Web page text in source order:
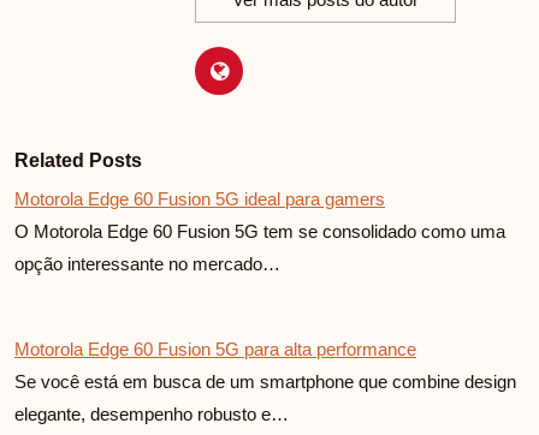
Related Posts
Motorola Edge 60 Fusion 5G ideal para gamers
O Motorola Edge 60 Fusion 5G tem se consolidado como uma
opção interessante no mercado…
Motorola Edge 60 Fusion 5G para alta performance
Se você está em busca de um smartphone que combine design
elegante, desempenho robusto e…